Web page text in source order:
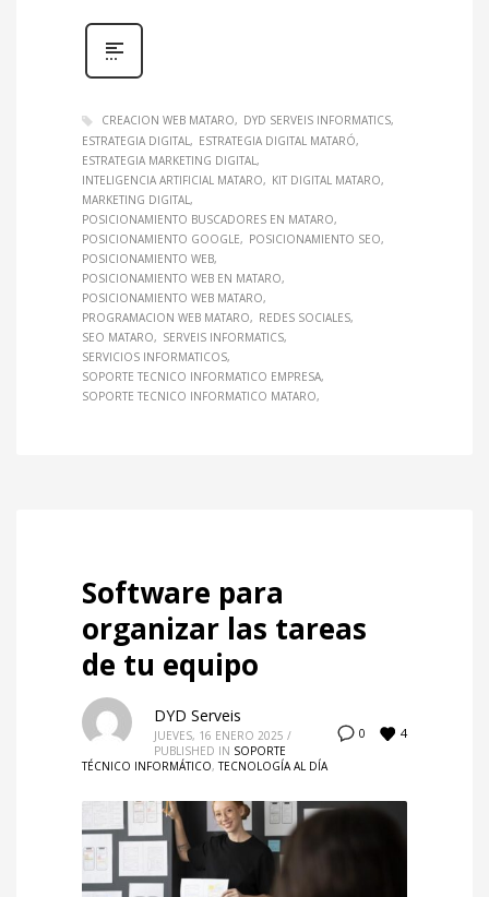
CREACION WEB MATARO
DYD SERVEIS INFORMATICS
ESTRATEGIA DIGITAL
ESTRATEGIA DIGITAL MATARÓ
ESTRATEGIA MARKETING DIGITAL
INTELIGENCIA ARTIFICIAL MATARO
KIT DIGITAL MATARO
MARKETING DIGITAL
POSICIONAMIENTO BUSCADORES EN MATARO
POSICIONAMIENTO GOOGLE
POSICIONAMIENTO SEO
POSICIONAMIENTO WEB
POSICIONAMIENTO WEB EN MATARO
POSICIONAMIENTO WEB MATARO
PROGRAMACION WEB MATARO
REDES SOCIALES
SEO MATARO
SERVEIS INFORMATICS
SERVICIOS INFORMATICOS
SOPORTE TECNICO INFORMATICO EMPRESA
SOPORTE TECNICO INFORMATICO MATARO
Software para
organizar las tareas
de tu equipo
0 4
DYD Serveis
JUEVES, 16 ENERO 2025 /
PUBLISHED IN SOPORTE
TÉCNICO INFORMÁTICO,TECNOLOGÍA AL DÍA